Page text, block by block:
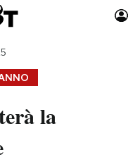
Moda
la